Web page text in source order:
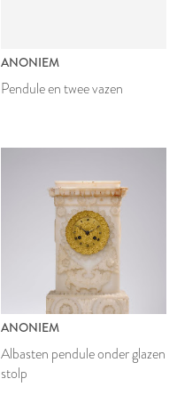
ANONIEM
Pendule en twee vazen
ANONIEM
Albasten pendule onder glazen
stolp